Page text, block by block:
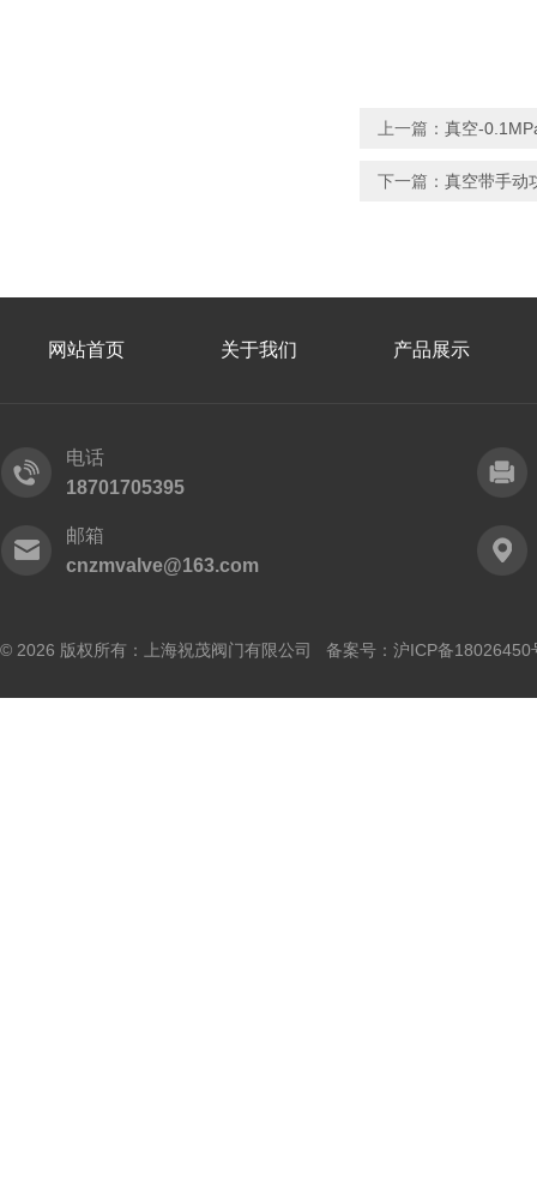
上一篇： 真空-
下一篇： 真空带手动
网站首页 关于我们 产品展示
电话
18701705395
邮箱
cnzmvalve@163.com
© 2026 版权所有：上海祝茂阀门有限公司 备案号： 沪ICP备18026450